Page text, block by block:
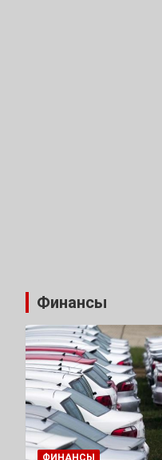
Финансы
ФИНАНСЫ